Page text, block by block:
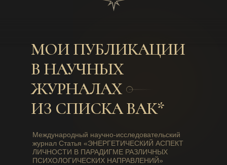
МОИ ПУБЛИКАЦИИ
В НАУЧНЫХ
ЖУРНАЛАХ
ИЗ СПИСКА ВАК*
Международный научно-исследовательский
журнал Статья «ЭНЕРГЕТИЧЕСКИЙ АСПЕКТ
ЛИЧНОСТИ В ПАРАДИГМЕ РАЗЛИЧНЫХ
ПСИХОЛОГИЧЕСКИХ НАПРАВЛЕНИЙ»